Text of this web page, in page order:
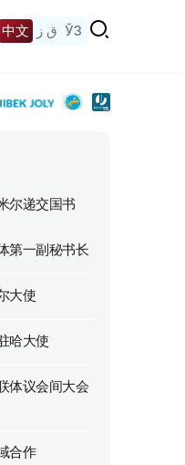
中文 ق ز ЎЗ
尔递交国书
第一副秘书长
大使
哈大使
体议会间大会
合作